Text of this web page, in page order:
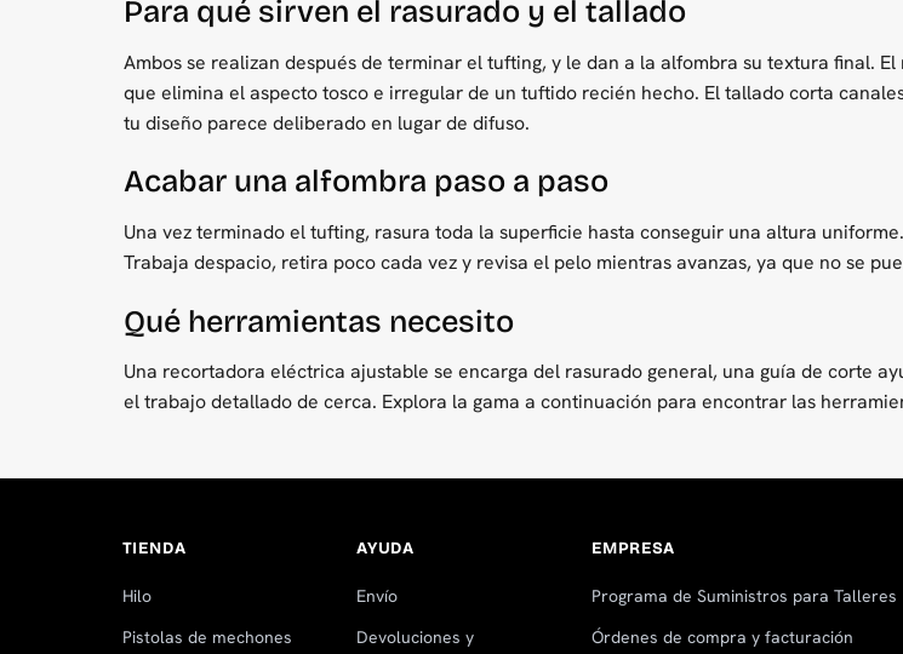
Para qué sirven el rasurado y el tallado
Ambos se realizan después de terminar el tufting, y le dan a la alfombra su textura final.
que elimina el aspecto tosco e irregular de un tuftido recién hecho. El tallado corta
tu diseño parece deliberado en lugar de difuso.
Acabar una alfombra paso a paso
Una vez terminado el tufting, rasura toda la superficie hasta conseguir una altura
Trabaja despacio, retira poco cada vez y revisa el pelo mientras avanzas, ya que no se
Qué herramientas necesito
Una recortadora eléctrica ajustable se encarga del rasurado general, una guía de corte
el trabajo detallado de cerca. Explora la gama a continuación para encontrar las
TIENDA
Hilo
Pistolas de mechones
AYUDA
Envío
Devoluciones y
EMPRESA
Programa de Suministros para Talleres
Órdenes de compra y facturación